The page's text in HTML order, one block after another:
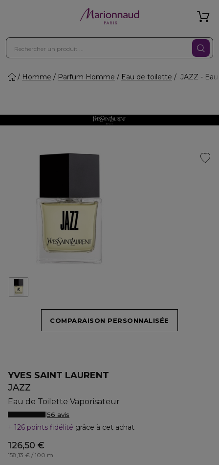
Homme Parfum Homme Eau de toilette JAZZ -
COMPARAISON PERSONNALISÉE
YVES SAINT LAURENT
JAZZ
Eau de Toilette Vaporisateur
56 avis
126 points fidélité grâce à cet achat
126,50 €
158,13 € / 100 ml